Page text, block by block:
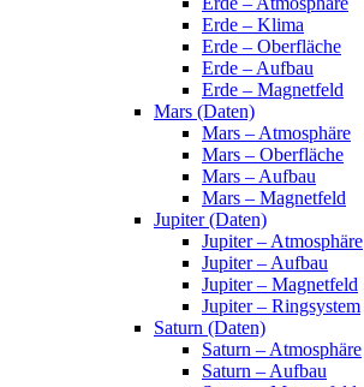
Erde – Klima
Erde – Oberfläche
Erde – Aufbau
Erde – Magnetfeld
Mars (Daten)
Mars – Atmosphäre
Mars – Oberfläche
Mars – Aufbau
Mars – Magnetfeld
Jupiter (Daten)
Jupiter – Atmosphäre
Jupiter – Aufbau
Jupiter – Magnetfeld
Jupiter – Ringsystem
Saturn (Daten)
Saturn – Atmosphäre
Saturn – Aufbau